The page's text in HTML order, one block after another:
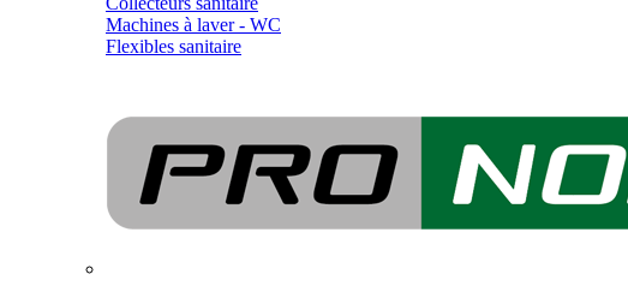
Machines à laver - WC
Flexibles sanitaire